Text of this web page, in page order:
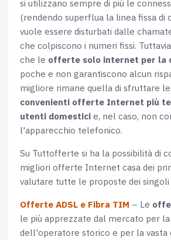
si utilizzano sempre di più le
(rendendo superflua la linea fissa di
vuole essere disturbati dalle
che colpiscono i numeri fissi.
che le offerte solo internet per la
poche e non garantiscono alcun
migliore rimane quella di sfruttare
convenienti offerte Internet più
utenti domestici e, nel caso, non
l'apparecchio telefonico.
Su Tuttofferte si ha la possibilità di
migliori offerte Internet casa dei
valutare tutte le proposte dei
Offerte ADSL e Fibra TIM – Le
le più apprezzate dal mercato per
dell'operatore storico e per la vasta